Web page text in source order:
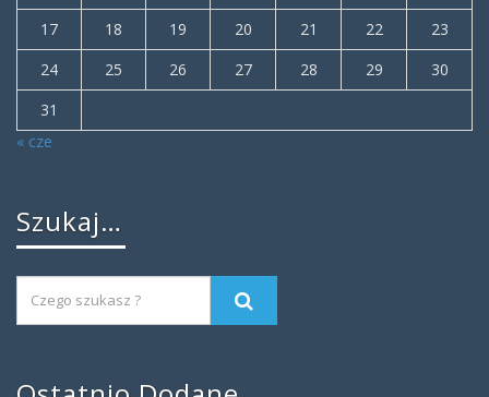
17
18 19 20 21 22
23
24
25 26 27 28 29
30
31
« cze
Szukaj…